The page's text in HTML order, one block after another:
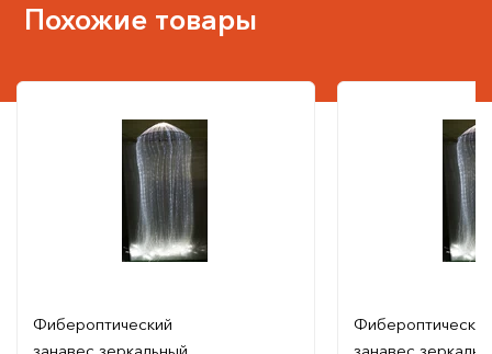
Похожие товары
Фибероптический
Фибероптический